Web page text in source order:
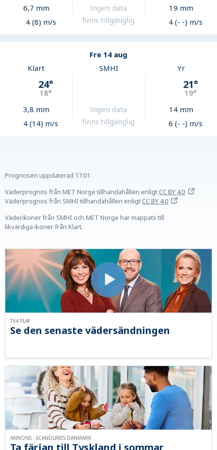
6,7 mm
4 (8) m/s
Ingen data
finns tillgänglig
19 mm
4 (- -) m/s
Fre 14 aug
Klart
24°
18°
3,8 mm
4 (14) m/s
SMHI
Ingen data
finns tillgänglig
Yr
21°
19°
14mm
6 (- -) m/s
Prognosen uppdaterad 17:01
Väderprognos från MET Norge tillhandahållen enligtCC BY 4.0
Väderprognos från SMHI tillhandahållen enligtCC BY 4.0
Väderikoner från SMHI och MET Norge har mappats till
likvärdiga ikoner från Klart.
Se den senaste vädersändningen
TV4 PLAY
ANNONS - SCANDLINES DANMARK